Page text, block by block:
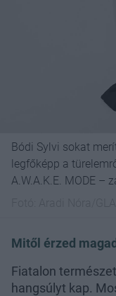
Bódi Sylvi sokat
legfőképp a
A.W.A.K.E. MODE –
Mitől érzed
Fiatalon
hangsúlyt kap.